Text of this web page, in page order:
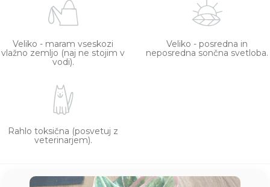
Veliko - maram vseskozi
vlažno zemljo (naj ne stojim v
vodi).
Veliko - posredna in
neposredna sončna svetloba.
Rahlo toksična (posvetuj z
veterinarjem).